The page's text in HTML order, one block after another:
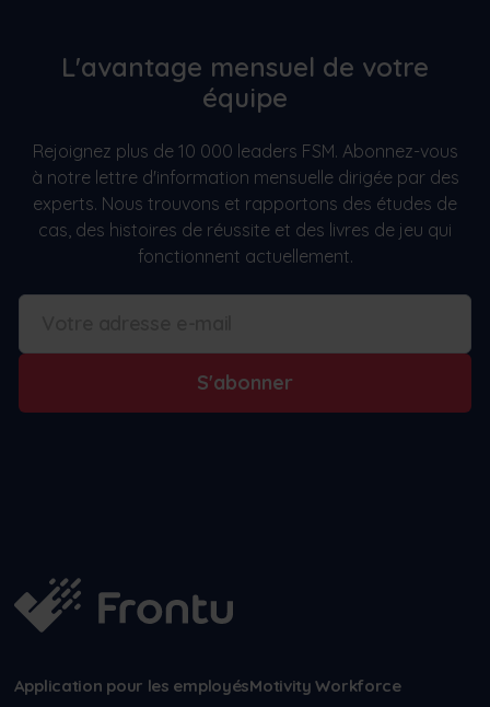
L'avantage mensuel de votre
équipe
Rejoignez plus de 10 000 leaders FSM. Abonnez-vous
à notre lettre d'information mensuelle dirigée par des
experts. Nous trouvons et rapportons des études de
cas, des histoires de réussite et des livres de jeu qui
fonctionnent actuellement.
S'abonner
Application pour les employésMotivity Workforce